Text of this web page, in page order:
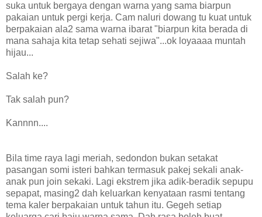
suka untuk bergaya dengan warna yang sama biarpun
pakaian untuk pergi kerja. Cam naluri dowang tu kuat untuk
berpakaian ala2 sama warna ibarat "biarpun kita berada di
mana sahaja kita tetap sehati sejiwa"...ok loyaaaa muntah
hijau...
Salah ke?
Tak salah pun?
Kannnn....
Bila time raya lagi meriah, sedondon bukan setakat
pasangan somi isteri bahkan termasuk pakej sekali anak-
anak pun join sekaki. Lagi ekstrem jika adik-beradik sepupu
sepapat, masing2 dah keluarkan kenyataan rasmi tentang
tema kaler berpakaian untuk tahun itu. Gegeh setiap